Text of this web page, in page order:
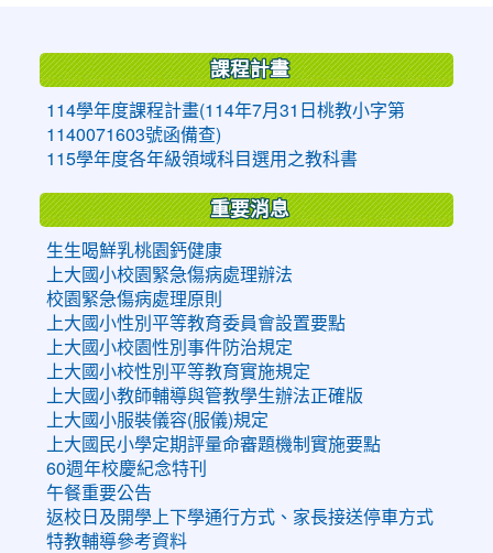
課程計畫
114學年度課程計畫(114年7月31日桃教小字第
1140071603號函備查)
115學年度各年級領域科目選用之教科書
重要消息
生生喝鮮乳桃園鈣健康
上大國小校園緊急傷病處理辦法
校園緊急傷病處理原則
上大國小性別平等教育委員會設置要點
上大國小校園性別事件防治規定
上大國小校性別平等教育實施規定
上大國小教師輔導與管教學生辦法正確版
上大國小服裝儀容(服儀)規定
上大國民小學定期評量命審題機制實施要點
60週年校慶紀念特刊
午餐重要公告
返校日及開學上下學通行方式、家長接送停車方式
特教輔導參考資料